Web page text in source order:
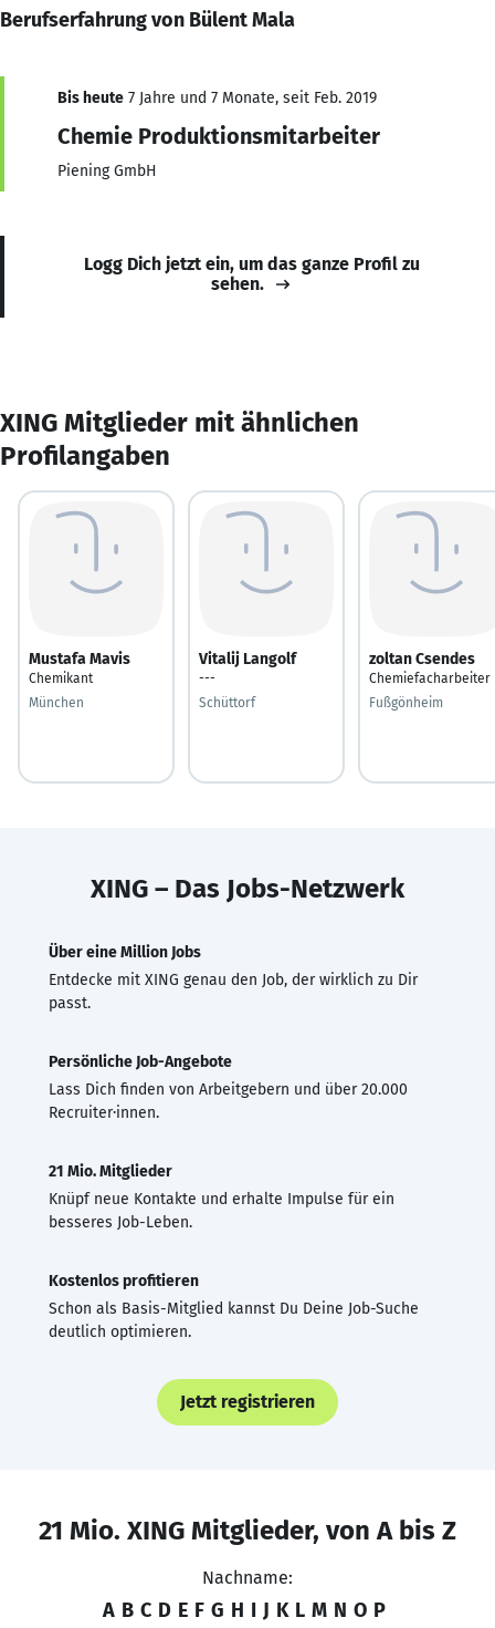
Berufserfahrung von Bülent Mala
Bis heute 7 Jahre und 7 Monate, seit Feb. 2019
Chemie Produktionsmitarbeiter
Piening GmbH
Logg Dich jetzt ein, um das ganze Profil zu
sehen.
XING Mitglieder mit ähnlichen
Profilangaben
Mustafa Mavis
Chemikant
München
Vitalij Langolf
---
Schüttorf
zoltan Csendes
Chemiefacharbeiter
Fußgönheim
XING – Das Jobs-Netzwerk
Über eine Million Jobs
Entdecke mit XING genau den Job, der wirklich zu Dir
passt.
Persönliche Job-Angebote
Lass Dich finden von Arbeitgebern und über 20.000
Recruiter·innen.
21 Mio. Mitglieder
Knüpf neue Kontakte und erhalte Impulse für ein
besseres Job-Leben.
Kostenlos profitieren
Schon als Basis-Mitglied kannst Du Deine Job-Suche
deutlich optimieren.
Jetzt registrieren
21 Mio. XING Mitglieder, von A bis Z
Nachname:
A B C D E F G H I J K L M N O P